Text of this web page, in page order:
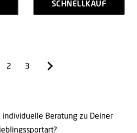
SCHNELLKAUF
2 3
individuelle Beratung zu Deiner